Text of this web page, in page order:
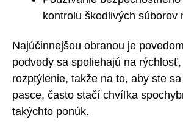
kontrolu škodlivých súborov
Najúčinnejšou obranou je
podvody sa spoliehajú na
rozptýlenie, takže na to, aby ste
pasce, často stačí chvíľka
takýchto ponúk.